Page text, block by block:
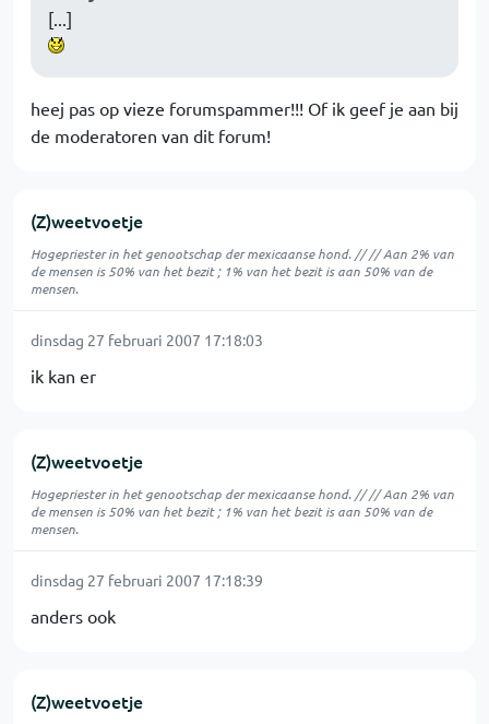
[...]
heej pas op vieze forumspammer!!! Of ik geef je aan bij
de moderatoren van dit forum!
(Z)weetvoetje
Hogepriester in het genootschap der mexicaanse hond. // // Aan 2% van
de mensen is 50% van het bezit ; 1% van het bezit is aan 50% van de
mensen.
dinsdag 27 februari 2007 17:18:03
ik kan er
(Z)weetvoetje
Hogepriester in het genootschap der mexicaanse hond. // // Aan 2% van
de mensen is 50% van het bezit ; 1% van het bezit is aan 50% van de
mensen.
dinsdag 27 februari 2007 17:18:39
anders ook
(Z)weetvoetje